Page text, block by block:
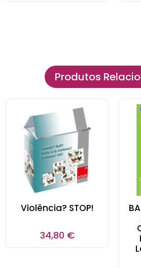
Produtos
Violência? STOP!
34,80 €